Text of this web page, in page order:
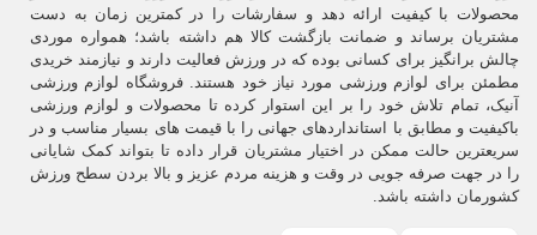
محصولات با کیفیت ارائه دهد و سفارشات را در کمترین زمان به دست
مشتریان برساند و ضمانت بازگشت کالا هم داشته باشد؛ همواره موردی
چالش برانگیز برای کسانی بوده که در ورزش فعالیت دارند و نیازمند خریدی
مطمئن برای لوازم ورزشی مورد نیاز خود هستند. فروشگاه لوازم ورزشی
آنیک، تمام تلاش خود را بر این استوار کرده تا محصولات و لوازم ورزشی
باکیفیت و مطابق با استانداردهای جهانی را با قیمت های بسیار مناسب و در
سریعترین حالت ممکن در اختیار مشتریان قرار داده تا بتواند کمک شایانی
را در جهت صرفه جویی در وقت و هزینه مردم عزیز و بالا بردن سطح ورزش
کشورمان داشته باشد.